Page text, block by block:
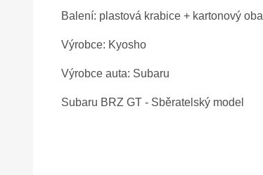
Balení: plastová krabice + kartonový obal
Výrobce: Kyosho
Výrobce auta: Subaru
Subaru BRZ GT - Sběratelský model